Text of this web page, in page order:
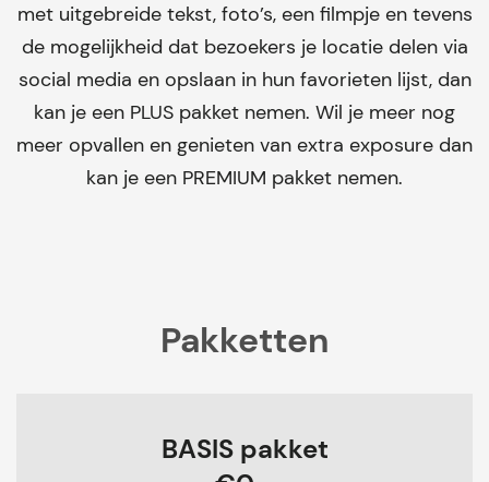
met uitgebreide tekst, foto’s, een filmpje en tevens
de mogelijkheid dat bezoekers je locatie delen via
social media en opslaan in hun favorieten lijst, dan
kan je een PLUS pakket nemen. Wil je meer nog
meer opvallen en genieten van extra exposure dan
kan je een PREMIUM pakket nemen.
Pakketten
BASIS pakket